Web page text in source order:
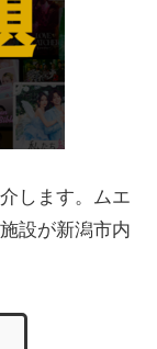
します。ムエ
設が新潟市内